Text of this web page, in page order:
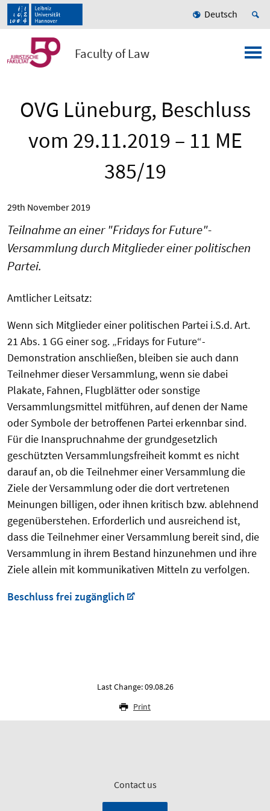
Deutsch
Faculty of Law
OVG Lüneburg, Beschluss
vom 29.11.2019 – 11 ME
385/19
29th November 2019
Teilnahme an einer "Fridays for Future"-
Versammlung durch Mitglieder einer politischen
Partei.
Amtlicher Leitsatz:
Wenn sich Mitglieder einer politischen Partei i.S.d. Art.
21 Abs. 1 GG einer sog. „Fridays for Future“-
Demonstration anschließen, bleiben sie auch dann
Teilnehmer dieser Versammlung, wenn sie dabei
Plakate, Fahnen, Flugblätter oder sonstige
Versammlungsmittel mitführen, auf denen der Name
oder Symbole der betroffenen Partei erkennbar sind.
Für die Inanspruchnahme der grundgesetzlich
geschützten Versammlungsfreiheit kommt es nicht
darauf an, ob die Teilnehmer einer Versammlung die
Ziele der Versammlung oder die dort vertretenen
Meinungen billigen, oder ihnen kritisch bzw. ablehnend
gegenüberstehen. Erforderlich und ausreichend ist,
dass die Teilnehmer einer Versammlung bereit sind, die
Versammlung in ihrem Bestand hinzunehmen und ihre
Ziele allein mit kommunikativen Mitteln zu verfolgen.
Beschluss frei zugänglich
Last Change: 09.08.26
Print
Contact us